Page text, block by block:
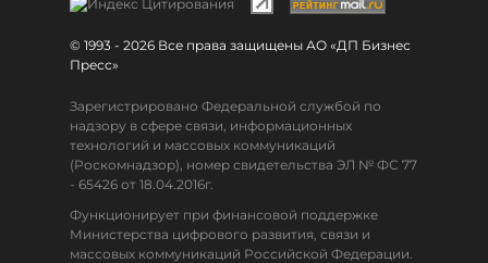
© 1993 - 2026 Все права защищены АО «ДП Бизнес
Пресс»
Зарегистрировано Федеральной службой по
надзору в сфере связи, информационных
технологий и массовых коммуникаций
(Роскомнадзор), номер свидетельства ЭЛ № ФС 77
- 65426 от 18.04.2016г.
Функционирует при финансовой поддержке
Министерства цифрового развития, связи и
массовых коммуникаций Российской Федерации.